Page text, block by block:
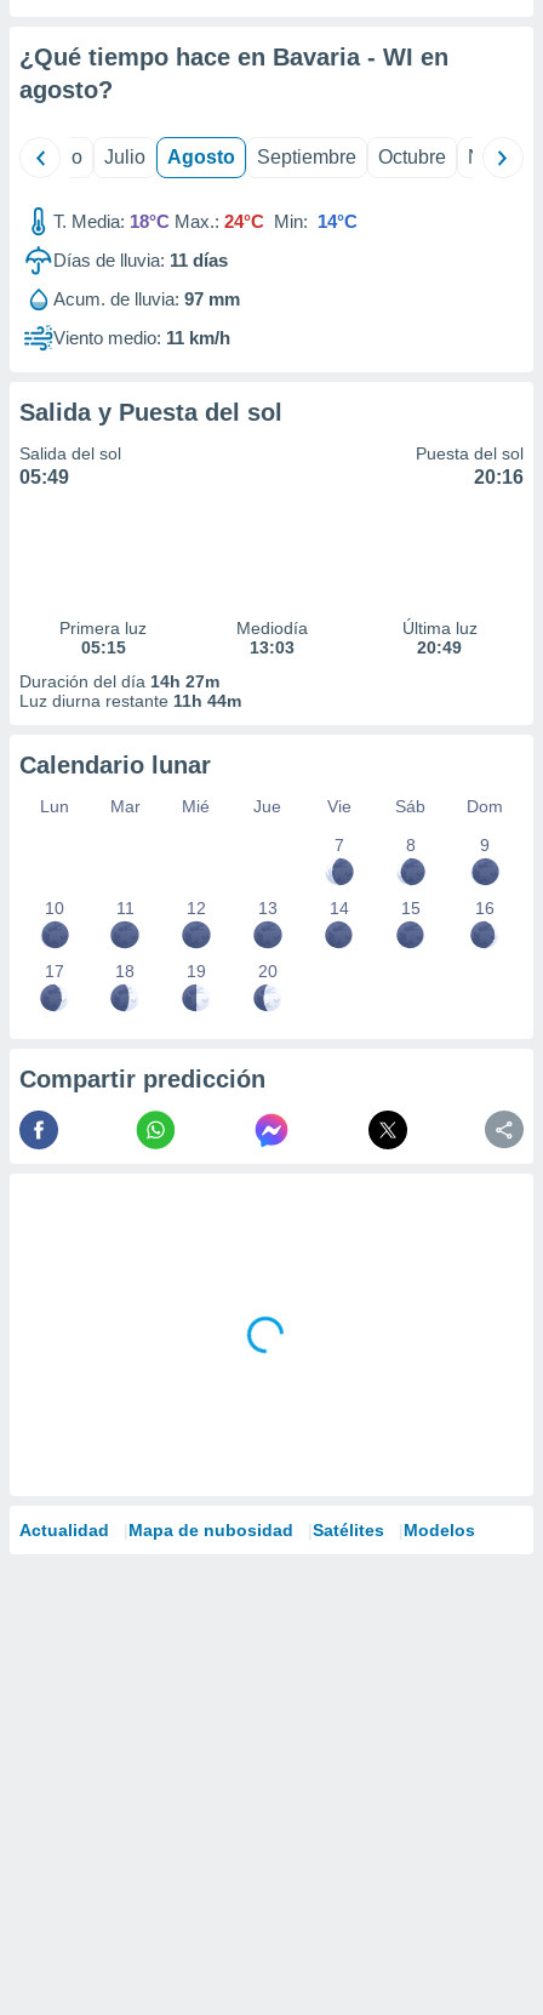
e
mediante
publicidad
publicidad
de
1199
¿Qué tiempo hace en Bavaria - WI en
agosto?
Junio Julio Agosto Septiembre Octubre
T. Media: 18°C Max.: 24°C Min: 14°C
Días de lluvia: 11 días
Acum. de lluvia: 97 mm
Viento medio: 11 km/h
Salida y Puesta del sol
Salida del sol
05:49
Puesta del sol
20:16
Primera luz
05:15
Mediodía
13:03
Última luz
20:49
Duración del día 14h 27m
Luz diurna restante 11h 44m
Calendario lunar
Lun Mar Mié Jue Vie Sáb
Dom
7
8 9
10 11 12 13 14 15 16
17 18 19 20
Compartir predicción
Actualidad Mapa de nubosidad Satélites Modelos